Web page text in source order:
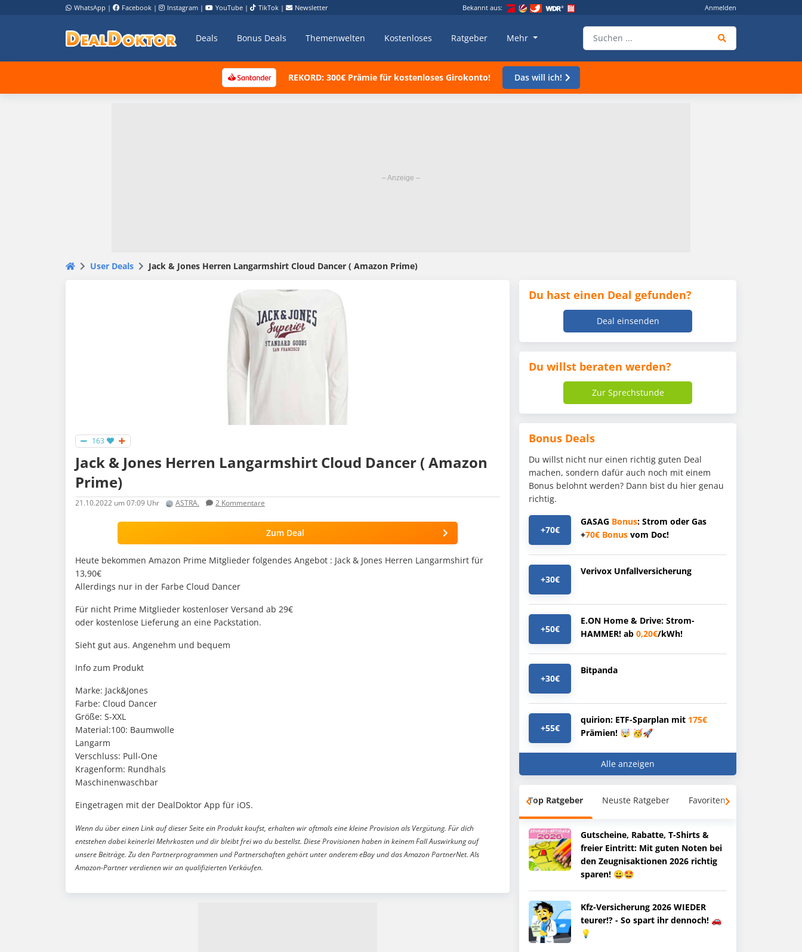
WhatsApp | Facebook | Instagram | YouTube | TikTok | Newsletter Bekannt aus: Anmelden
Deals Bonus Deals Themenwelten Kostenloses Ratgeber Mehr
REKORD: 300€ Prämie für kostenloses Girokonto! Das will ich!
User Deals Jack & Jones Herren Langarmshirt Cloud Dancer ( Amazon Prime)
163
Jack & Jones Herren Langarmshirt Cloud Dancer ( Amazon
Prime)
21.10.2022 um 07:09 Uhr ASTRA. 2 Kommentare
Zum Deal
Heute bekommen Amazon Prime Mitglieder folgendes Angebot : Jack & Jones Herren Langarmshirt für
13,90€
Allerdings nur in der Farbe Cloud Dancer
Für nicht Prime Mitglieder kostenloser Versand ab 29€
oder kostenlose Lieferung an eine Packstation.
Sieht gut aus. Angenehm und bequem
Info zum Produkt
Marke: Jack&Jones
Farbe: Cloud Dancer
Größe: S-XXL
Material:100: Baumwolle
Langarm
Verschluss: Pull-One
Kragenform: Rundhals
Maschinenwaschbar
Eingetragen mit der DealDoktor App für iOS.
Wenn du über einen Link auf dieser Seite ein Produkt kaufst, erhalten wir oftmals eine kleine Provision als Vergütung. Für dich
entstehen dabei keinerlei Mehrkosten und dir bleibt frei wo du bestellst. Diese Provisionen haben in keinem Fall Auswirkung auf
unsere Beiträge. Zu den Partnerprogrammen und Partnerschaften gehört unter anderem eBay und das Amazon PartnerNet. Als
Amazon-Partner verdienen wir an qualifizierten Verkäufen.
Du hast einen Deal gefunden?
Deal einsenden
Du willst beraten werden?
Zur Sprechstunde
Bonus Deals
Du willst nicht nur einen richtig guten Deal
machen, sondern dafür auch noch mit einem
Bonus belohnt werden? Dann bist du hier genau
richtig.
+70€
GASAG Bonus: Strom oder Gas
+70€ Bonus vom Doc!
+30€
Verivox Unfallversicherung
+50€
E.ON Home & Drive: Strom-
HAMMER! ab 0,20€/kWh!
+30€
Bitpanda
+55€
quirion: ETF-Sparplan mit 175€
Prämien! 🤯 🥳🚀
Alle anzeigen
Top Ratgeber Neuste Ratgeber Favoriten
Gutscheine, Rabatte, T-Shirts &
freier Eintritt: Mit guten Noten bei
den Zeugnisaktionen 2026 richtig
sparen! 😀🤩
Kfz-Versicherung 2026 WIEDER
teurer!? - So spart ihr dennoch! 🚗
💡